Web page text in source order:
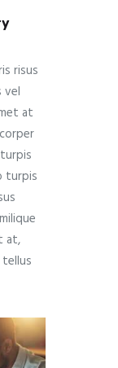
risus
vel
at
turpis
at,